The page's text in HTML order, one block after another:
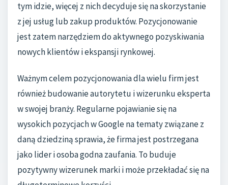
tym idzie, więcej z nich decyduje się na skorzystanie
z jej usług lub zakup produktów. Pozycjonowanie
jest zatem narzędziem do aktywnego pozyskiwania
nowych klientów i ekspansji rynkowej.
Ważnym celem pozycjonowania dla wielu firm jest
również budowanie autorytetu i wizerunku eksperta
w swojej branży. Regularne pojawianie się na
wysokich pozycjach w Google na tematy związane z
daną dziedziną sprawia, że firma jest postrzegana
jako lider i osoba godna zaufania. To buduje
pozytywny wizerunek marki i może przekładać się na